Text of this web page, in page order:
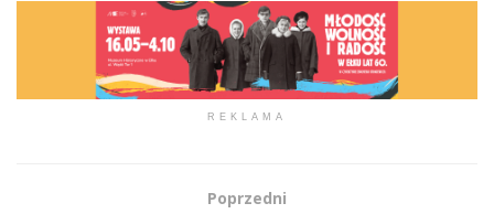
REKLAMA
Poprzedni